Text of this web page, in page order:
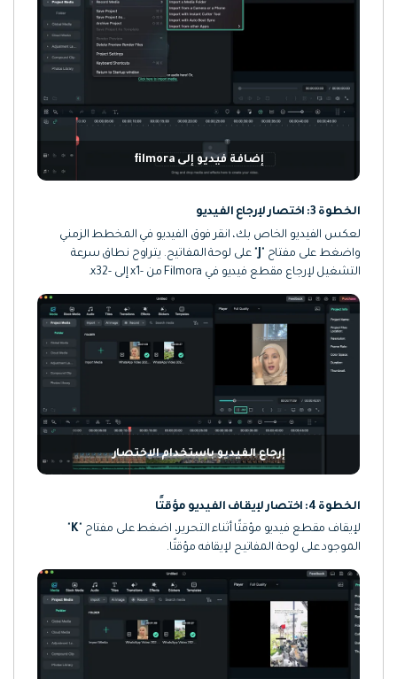
إضافة فيديو إلى filmora
الخطوة 3: اختصار لإرجاع الفيديو
لعكس الفيديو الخاص بك، انقر فوق الفيديو في المخطط الزمني
واضغط على مفتاح "J" على لوحة المفاتيح. يتراوح نطاق سرعة
التشغيل لإرجاع مقطع فيديو في Filmora من -x1 إلى -x32.
إرجاع الفيديو باستخدام الاختصار
الخطوة 4: اختصار لإيقاف الفيديو مؤقتًا
لإيقاف مقطع فيديو مؤقتًا أثناء التحرير، اضغط على مفتاح "K
الموجود على لوحة المفاتيح لإيقافه مؤقتًا.